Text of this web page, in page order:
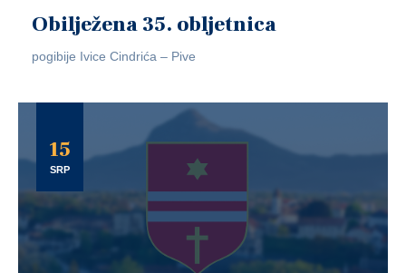
Obilježena 35. obljetnica
pogibije Ivice Cindrića – Pive
15
SRP